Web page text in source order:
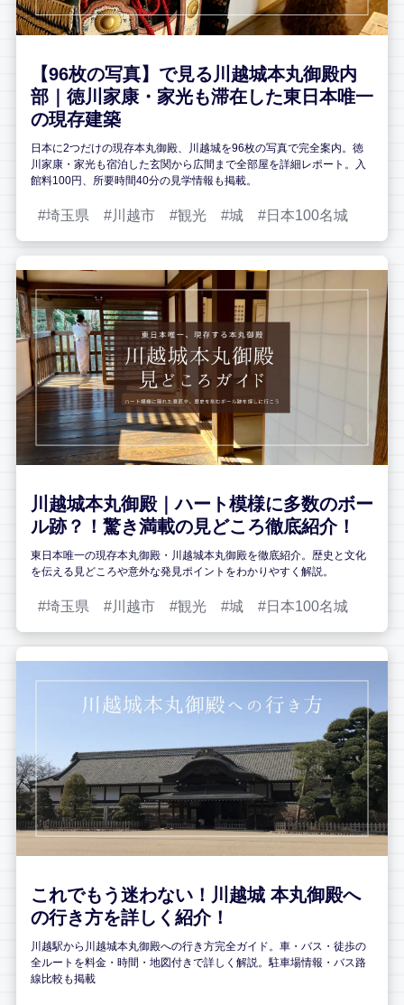
【96枚の写真】で見る川越城本丸御殿内
部｜徳川家康・家光も滞在した東日本唯一
の現存建築
日本に2つだけの現存本丸御殿、川越城を96枚の写真で完全案内。徳
川家康・家光も宿泊した玄関から広間まで全部屋を詳細レポート。入
館料100円、所要時間40分の見学情報も掲載。
埼玉県 川越市 観光 城 日本100名城
川越城本丸御殿｜ハート模様に多数のボー
ル跡？！驚き満載の見どころ徹底紹介！
東日本唯一の現存本丸御殿・川越城本丸御殿を徹底紹介。歴史と文化
を伝える見どころや意外な発見ポイントをわかりやすく解説。
埼玉県 川越市 観光 城 日本100名城
これでもう迷わない！川越城 本丸御殿へ
の行き方を詳しく紹介！
川越駅から川越城本丸御殿への行き方完全ガイド。車・バス・徒歩の
全ルートを料金・時間・地図付きで詳しく解説。駐車場情報・バス路
線比較も掲載